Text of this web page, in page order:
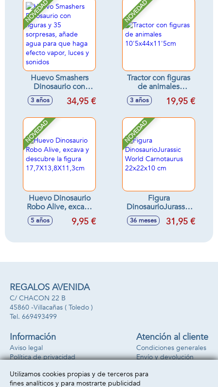
NOVEDAD
Huevo Smashers
Dinosaurio con
figuras y 35
sorpresas, añade
haga efecto vapor,
luces y sonidos
3 años 34,95 €
NOVEDAD
Tractor con figuras
de animales
10'5x44x11'5cm
3 años 19,95 €
NOVEDAD
Huevo Dinosaurio
Robo Alive, excava
y descubre la figura
17,7X13,8X11,3cm
5 años 9,95 €
NOVEDAD
Figura
DinosaurioJurassic
World Carnotaurus
22x22x10 cm
36 meses 31,95 €
REGALOS AVENIDA
C/ CHACON 22 B
45860 -Villacañas ( Toledo )
669493499
Información
Aviso legal
Política de privacidad
Atención al cliente
Condiciones generales
Envío y devolución
Formas de pago
Utilizamos cookies propias y de terceros para
fines analíticos y para mostrarte publicidad